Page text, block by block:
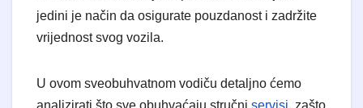
jedini je način da osigurate pouzdanost i zadržite
vrijednost svog vozila.
U ovom sveobuhvatnom vodiču detaljno ćemo
analizirati što sve obuhvaćaju stručni servisi, zašto